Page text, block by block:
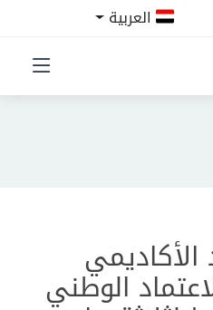
الوطني